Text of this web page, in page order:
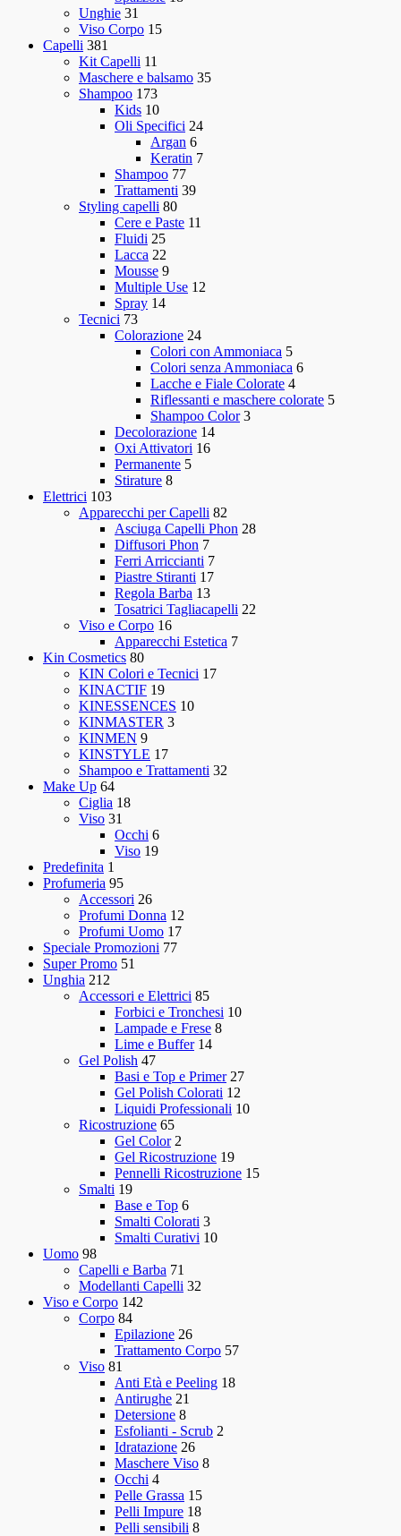
Unghie 31
Viso Corpo 15
Capelli 381
Kit Capelli 11
Maschere e balsamo 35
Shampoo 173
Kids 10
Oli Specifici 24
Argan 6
Keratin 7
Shampoo 77
Trattamenti 39
Styling capelli 80
Cere e Paste 11
Fluidi 25
Lacca 22
Mousse 9
Multiple Use 12
Spray 14
Tecnici 73
Colorazione 24
Colori con Ammoniaca 5
Colori senza Ammoniaca 6
Lacche e Fiale Colorate 4
Riflessanti e maschere colorate 5
Shampoo Color 3
Decolorazione 14
Oxi Attivatori 16
Permanente 5
Stirature 8
Elettrici 103
Apparecchi per Capelli 82
Asciuga Capelli Phon 28
Diffusori Phon 7
Ferri Arriccianti 7
Piastre Stiranti 17
Regola Barba 13
Tosatrici Tagliacapelli 22
Viso e Corpo 16
Apparecchi Estetica 7
Kin Cosmetics 80
KIN Colori e Tecnici 17
KINACTIF 19
KINESSENCES 10
KINMASTER 3
KINMEN 9
KINSTYLE 17
Shampoo e Trattamenti 32
Make Up 64
Ciglia 18
Viso 31
Occhi 6
Viso 19
Predefinita 1
Profumeria 95
Accessori 26
Profumi Donna 12
Profumi Uomo 17
Speciale Promozioni 77
Super Promo 51
Unghia 212
Accessori e Elettrici 85
Forbici e Tronchesi 10
Lampade e Frese 8
Lime e Buffer 14
Gel Polish 47
Basi e Top e Primer 27
Gel Polish Colorati 12
Liquidi Professionali 10
Ricostruzione 65
Gel Color 2
Gel Ricostruzione 19
Pennelli Ricostruzione 15
Smalti 19
Base e Top 6
Smalti Colorati 3
Smalti Curativi 10
Uomo 98
Capelli e Barba 71
Modellanti Capelli 32
Viso e Corpo 142
Corpo 84
Epilazione 26
Trattamento Corpo 57
Viso 81
Anti Età e Peeling 18
Antirughe 21
Detersione 8
Esfolianti - Scrub 2
Idratazione 26
Maschere Viso 8
Occhi 4
Pelle Grassa 15
Pelli Impure 18
Pelli sensibili 8